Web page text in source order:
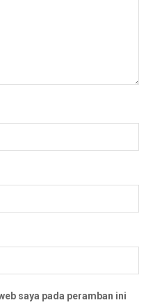
saya pada peramban ini